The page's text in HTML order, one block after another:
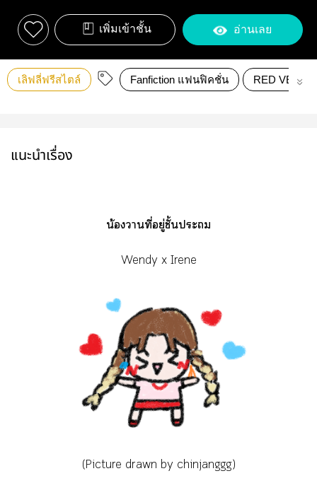
เพิ่มเข้าชั้น อ่านเลย
เลิฟลี่ฟรีสไตล์ Fanfiction แฟนฟิคชั่น RED
แนะนำเรื่อง
น้องาที่อยู่ชั้นะ
Wendy x Irene
(Picture drawn by chinjanggg)